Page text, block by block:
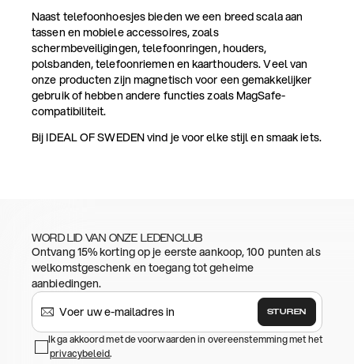
Naast telefoonhoesjes bieden we een breed scala aan
tassen en mobiele accessoires, zoals
schermbeveiligingen, telefoonringen, houders,
polsbanden, telefoonriemen en kaarthouders. Veel van
onze producten zijn magnetisch voor een gemakkelijker
gebruik of hebben andere functies zoals MagSafe-
compatibiliteit.
Bij IDEAL OF SWEDEN vind je voor elke stijl en smaak iets.
WORD LID VAN ONZE LEDENCLUB
Ontvang 15% korting op je eerste aankoop, 100 punten als
welkomstgeschenk en toegang tot geheime
aanbiedingen.
STUREN
Ik ga akkoord met de voorwaarden in overeenstemming met het
privacybeleid.